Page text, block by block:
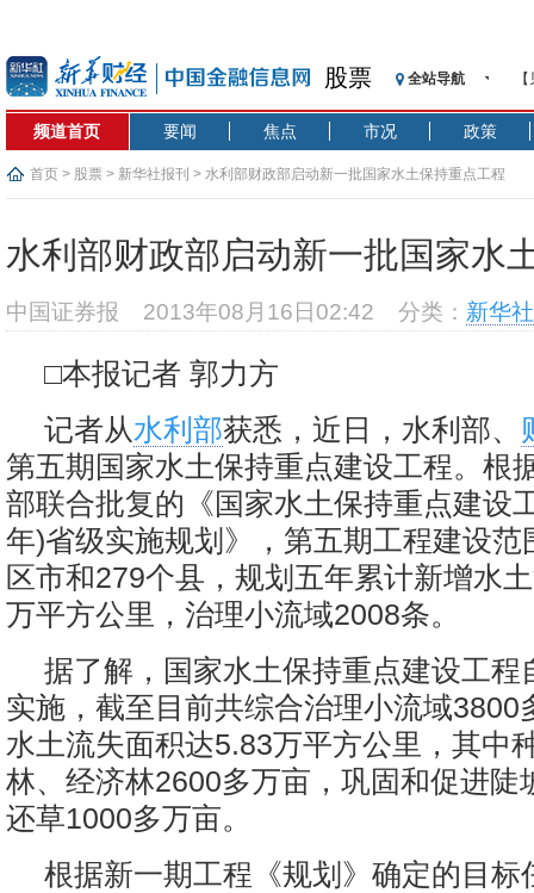
股票 全站导航
记
央
沥
频道首页 要闻 焦点 市况 政策
首页 > 股票 > 新华社报刊 > 水利部财政部启动新一批国家水土保持重点工程
水利部财政部启动新一批国家水
中国证券报 2013年08月16日02:42 分类： 新华
□本报记者 郭力方
记者从水利部获悉，近日，水利部、
第五期国家水土保持重点建设工程。根
部联合批复的《国家水土保持重点建设
年)省级实施规划》，第五期工程建设范
区市和279个县，规划五年累计新增水
万平方公里，治理小流域2008条。
据了解，国家水土保持重点建设工程
实施，截至目前共综合治理小流域3800
水土流失面积达5.83万平方公里，其中
林、经济林2600多万亩，巩固和促进陡
还草1000多万亩。
根据新一期工程《规划》确定的目标